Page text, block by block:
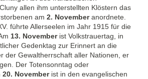
allen ihm unterstellten Klöstern das
am 2. Novemberanordnete.
führte Allerseelen im Jahr 1915 für die
13. Novemberist Volkstrauertag, in
Gedenktag zur Erinnert an die
der Gewaltherrschaft aller Nationen, er
Der Totensonntag oder
20. Novemberist in den evangelischen